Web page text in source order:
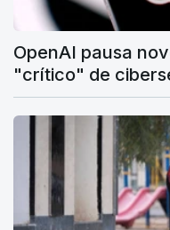
OpenAI pausa
"crítico" de